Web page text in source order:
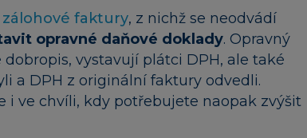
zálohové faktury, z nichž se neodvádí
opravné daňové doklady. Opravný
vystavují plátci DPH, ale také
a DPH z originální faktury odvedli.
i ve chvíli, kdy potřebujete naopak zvýšit